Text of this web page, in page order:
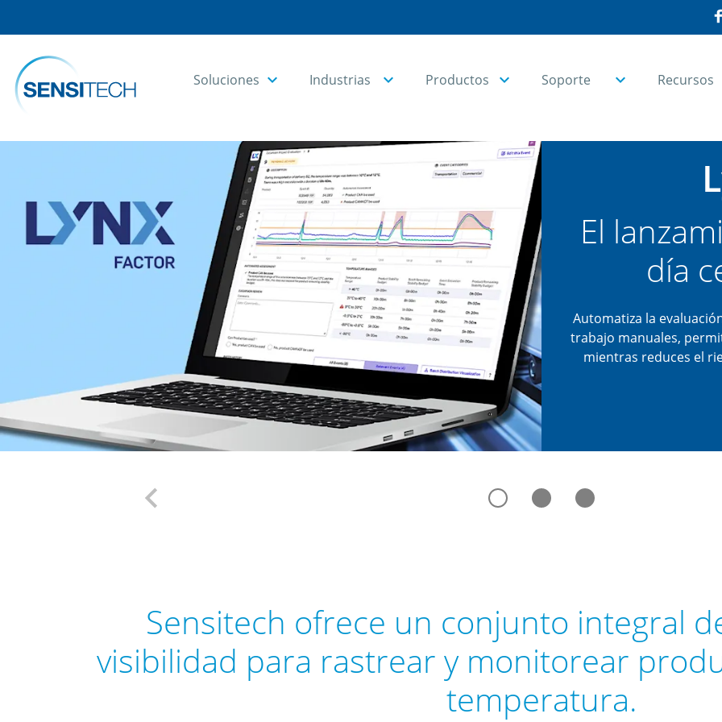
Soluciones Industrias Productos Soporte Recursos
El
día
Automatiza la
trabajo manuales,
mientras reduces el
chevron_leftPrevious
Sensitech ofrece un conjunto integral
visibilidad para rastrear y monitorear
temperatura.